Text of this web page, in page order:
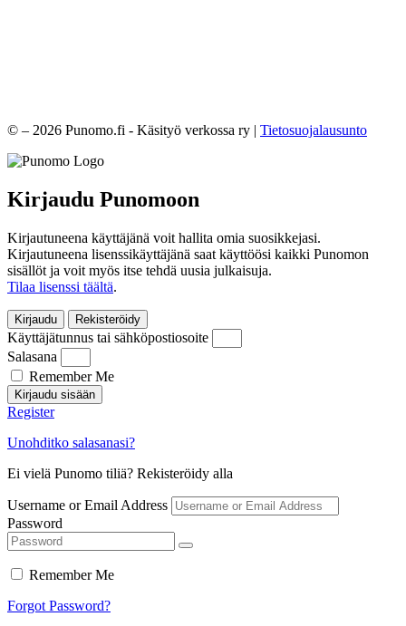
© – 2026 Punomo.fi - Käsityö verkossa ry | Tietosuojalausunto
Kirjaudu Punomoon
Kirjautuneena käyttäjänä voit hallita omia suosikkejasi.
Kirjautuneena lisenssikäyttäjänä saat käyttöösi kaikki Punomon
sisällöt ja voit myös itse tehdä uusia julkaisuja.
Tilaa lisenssi täältä.
Kirjaudu Rekisteröidy
Käyttäjätunnus tai sähköpostiosoite
Salasana
Remember Me
Kirjaudu sisään
Register
Unohditko salasanasi?
Ei vielä Punomo tiliä? Rekisteröidy alla
Username or Email Address
Password
Remember Me
Forgot Password?